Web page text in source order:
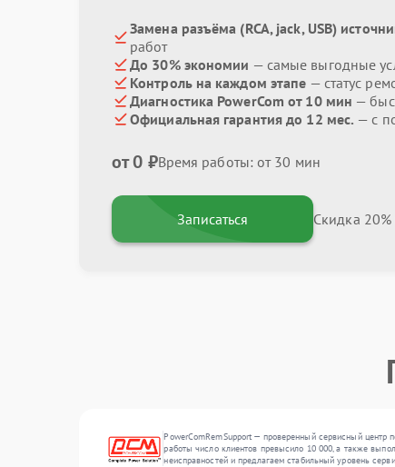
Замена разъёма (RCA, jack, USB)
работ
До 30% экономии — самые выгодные
Контроль на каждом этапе — статус
Диагностика PowerCom от 10 мин —
Официальная гарантия до 12 мес. — с
от 0 ₽Время работы: от 30 мин
Записаться Скидка
PowerComRemSupport — проверенный сервисный центр
работы число клиентов превысило 10 000, а также
неисправностей и предлагаем стабильный уровень